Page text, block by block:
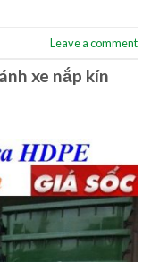
Leave a comment
xe nắp kín